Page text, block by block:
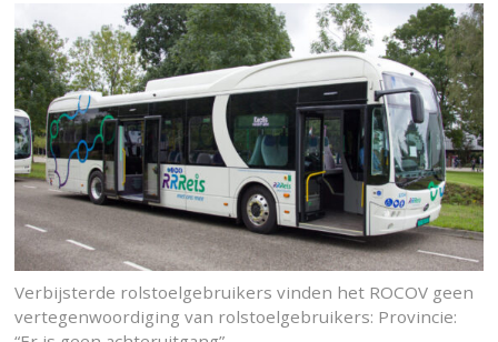
Verbijsterde rolstoelgebruikers vinden het ROCOV geen
vertegenwoordiging van rolstoelgebruikers: Provincie: